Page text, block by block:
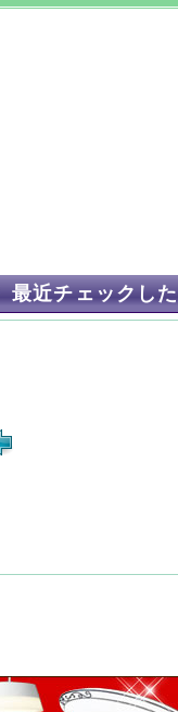
最近チェックし